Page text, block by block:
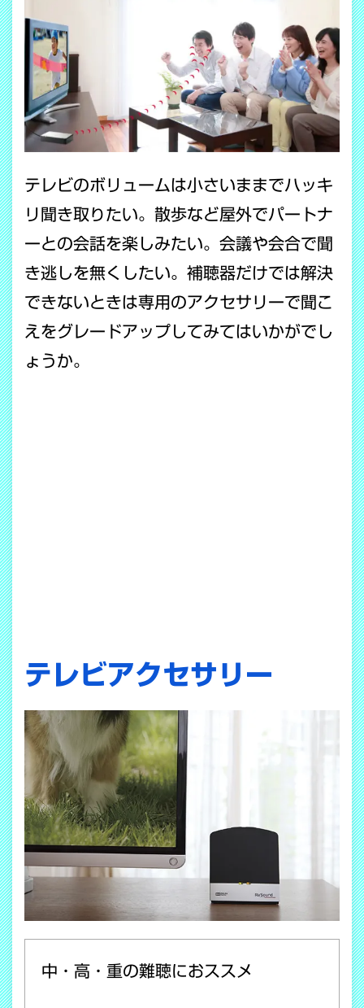
テレビのボリュームは小さいままでハッキ
リ聞き取りたい。散歩など屋外でパートナ
ーとの会話を楽しみたい。会議や会合で聞
き逃しを無くしたい。補聴器だけでは解決
できないときは専用のアクセサリーで聞こ
えをグレードアップしてみてはいかがでし
ょうか。
テレビアクセサリー
中・高・重の難聴におススメ